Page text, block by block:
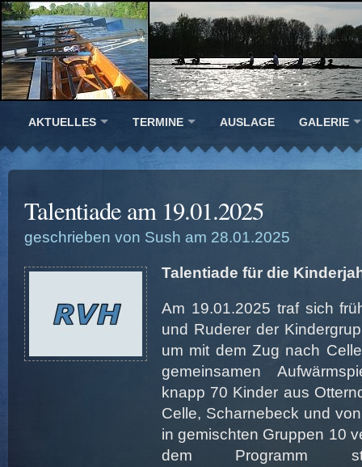
AKTUELLES TERMINE AUSLAGE GALERIE
Talentiade am 19.01.2025
geschrieben von Sush am 28.01.2025
Talentiade für die
Am 19.01.2025 traf sich
und Ruderer der
um mit dem Zug nach
gemeinsamen
knapp 70 Kinder aus
Celle, Scharnebeck und
in gemischten Gruppen 10
dem Programm